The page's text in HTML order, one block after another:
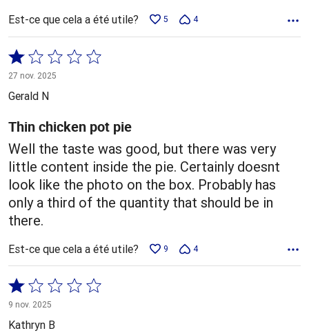
Est-ce que cela a été utile? 5 4
Coté
1 sur
5
27 nov. 2025
Gerald N
Thin chicken pot pie
Well the taste was good, but there was very
little content inside the pie. Certainly doesnt
look like the photo on the box. Probably has
only a third of the quantity that should be in
there.
Est-ce que cela a été utile? 9 4
Coté
1 sur
5
9 nov. 2025
Kathryn B